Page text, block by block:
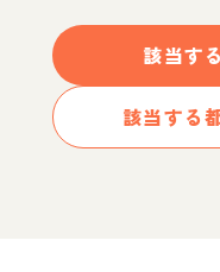
該当する
該当する